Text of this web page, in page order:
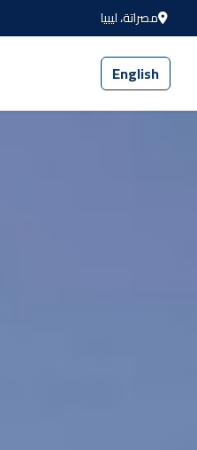
مصراتة، ليبيا
English